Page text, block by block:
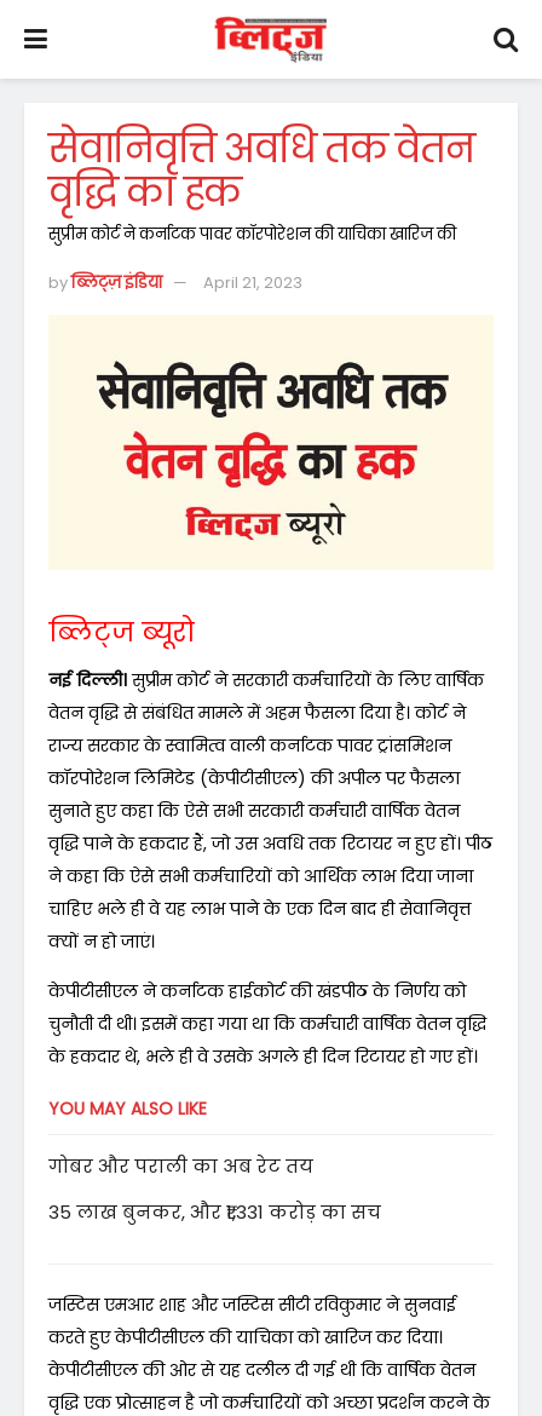
सेवानिवृत्ति अवधि तक वेतन
वृद्धि का हक
सुप्रीम कोर्ट ने कर्नाटक पावर कॉरपोरेशन की याचिका खारिज की
byब्लिट्ज़ इंडिया April 21, 2023
ब्लिट्ज ब्यूरो
नई दिल्ली।सुप्रीम कोर्ट ने सरकारी कर्मचारियों के लिए वार्षिक
वेतन वृद्धि से संबंधित मामले में अहम फैसला दिया है। कोर्ट ने
राज्य सरकार के स्वामित्व वाली कर्नाटक पावर ट्रांसमिशन
कॉरपोरेशन लिमिटेड (केपीटीसीएल) की अपील पर फैसला
सुनाते हुए कहा कि ऐसे सभी सरकारी कर्मचारी वार्षिक वेतन
वृद्धि पाने के हकदार हैं, जो उस अवधि तक रिटायर न हुए हों। पीठ
ने कहा कि ऐसे सभी कर्मचारियों को आर्थिक लाभ दिया जाना
चाहिए भले ही वे यह लाभ पाने के एक दिन बाद ही सेवानिवृत्त
क्यों न हो जाएं।
केपीटीसीएल ने कर्नाटक हाईकोर्ट की खंडपीठ के निर्णय को
चुनौती दी थी। इसमें कहा गया था कि कर्मचारी वार्षिक वेतन वृद्धि
के हकदार थे, भले ही वे उसके अगले ही दिन रिटायर हो गए हों।
YOU MAY ALSO LIKE
गोबर और पराली का अब रेट तय
35 लाख बुनकर, और ₹1,331 करोड़ का सच
जस्टिस एमआर शाह और जस्टिस सीटी रविकुमार ने सुनवाई
करते हुए केपीटीसीएल की याचिका को खारिज कर दिया।
केपीटीसीएल की ओर से यह दलील दी गई थी कि वार्षिक वेतन
वृद्धि एक प्रोत्साहन है जो कर्मचारियों को अच्छा प्रदर्शन करने के